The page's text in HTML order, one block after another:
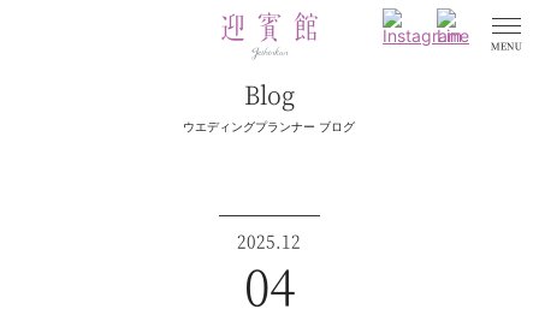
Blog
ウエディングプランナー ブログ
2025.12
04